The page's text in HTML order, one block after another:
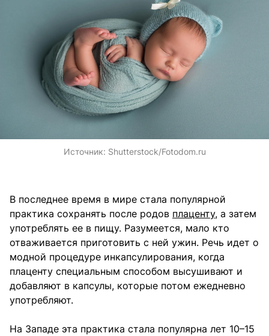
Источник: Shutterstock/Fotodom.ru
В последнее время в мире стала популярной
практика сохранять после родов плаценту, а затем
употреблять ее в пищу. Разумеется, мало кто
отваживается приготовить с ней ужин. Речь идет о
модной процедуре инкапсулирования, когда
плаценту специальным способом высушивают и
добавляют в капсулы, которые потом ежедневно
употребляют.
На Западе эта практика стала популярна лет 10–15